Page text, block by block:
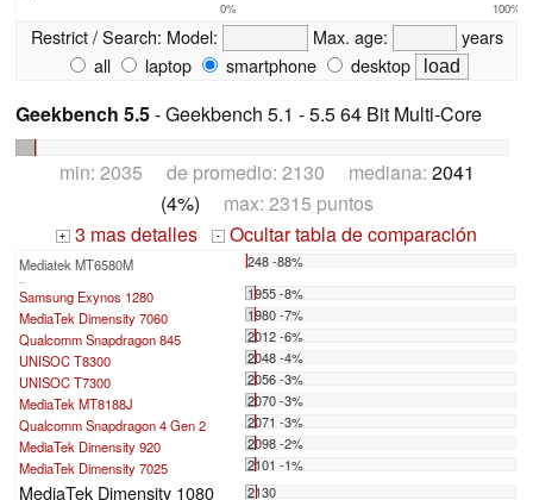
0% 100%
Restrict / Search: Model: Max. age:
years
all
laptop smartphone desktop
Geekbench 5.5- Geekbench 5.1 - 5.5 64 Bit Multi-Core
min: 2035 de promedio: 2130 mediana: 2041
(4%) max: 2315 puntos
+ 3 mas detalles - Ocultar tabla de comparación
Mediatek MT6580M 248 -88%
...
Samsung Exynos 1280
1955 -8%
MediaTek Dimensity 7060
1980 -7%
Qualcomm Snapdragon 845
2012 -6%
UNISOC T8300
2048 -4%
UNISOC T7300
2056 -3%
MediaTek MT8188J
2070 -3%
Qualcomm Snapdragon 4 Gen 2
2071 -3%
MediaTek Dimensity 920
2098 -2%
MediaTek Dimensity 7025
2101 -1%
MediaTek Dimensity 1080 2130